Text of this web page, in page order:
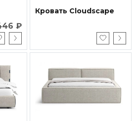
₽
Кровать Cloudscape